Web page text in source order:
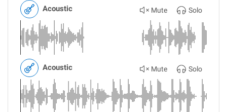
Acoustic Mute Solo
Acoustic Mute Solo